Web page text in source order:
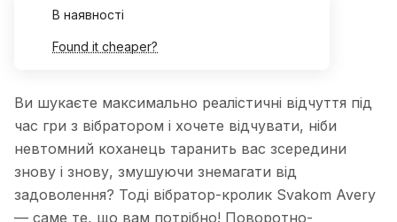
В наявності
Found it cheaper?
Ви шукаєте максимально реалістичні відчуття під
час гри з вібратором і хочете відчувати, ніби
невтомний коханець таранить вас зсередини
знову і знову, змушуючи знемагати від
задоволення? Тоді вібратор-кролик Svakom Avery
— саме те, що вам потрібно! Поворотно-